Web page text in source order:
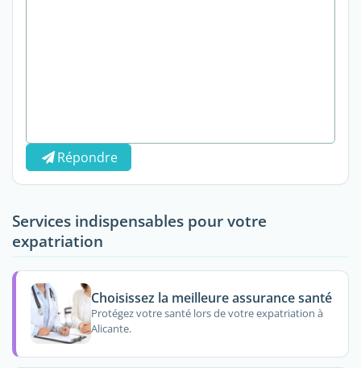
Répondre
Services indispensables pour votre
expatriation
Choisissez la meilleure assurance santé
Protégez votre santé lors de votre expatriation à
Alicante.